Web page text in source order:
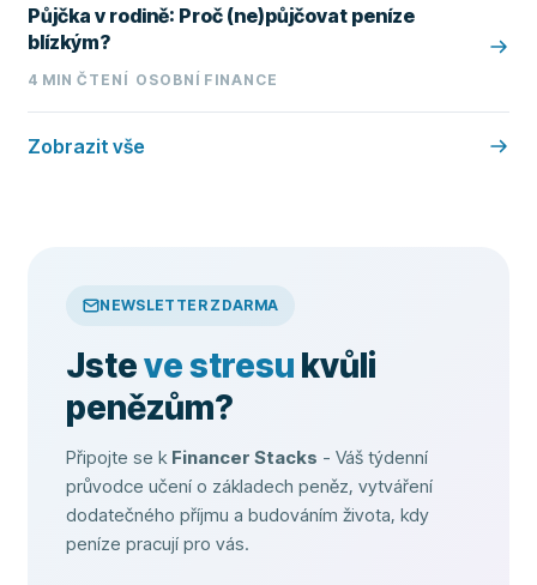
Půjčka v rodině: Proč (ne)půjčovat peníze
blízkým?
4 MIN ČTENÍ OSOBNÍ FINANCE
Zobrazit vše
NEWSLETTER ZDARMA
Jsteve stresu kvůli
penězům?
Připojte se k Financer Stacks - Váš týdenní
průvodce učení o základech peněz, vytváření
dodatečného příjmu a budováním života, kdy
peníze pracují pro vás.